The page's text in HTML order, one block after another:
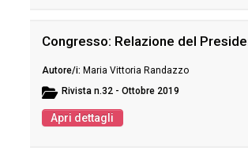
Congresso: Relazione del
Maria Vittoria Randazzo
Rivista n.32 - Ottobre 2019
Apri dettagli